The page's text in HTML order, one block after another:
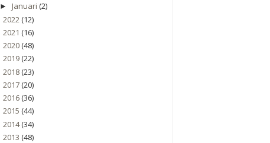
►Januari(2)
2022 (12)
2021 (16)
2020(48)
2019(22)
2018(23)
2017(20)
2016(36)
2015 (44)
2014(34)
2013 (48)